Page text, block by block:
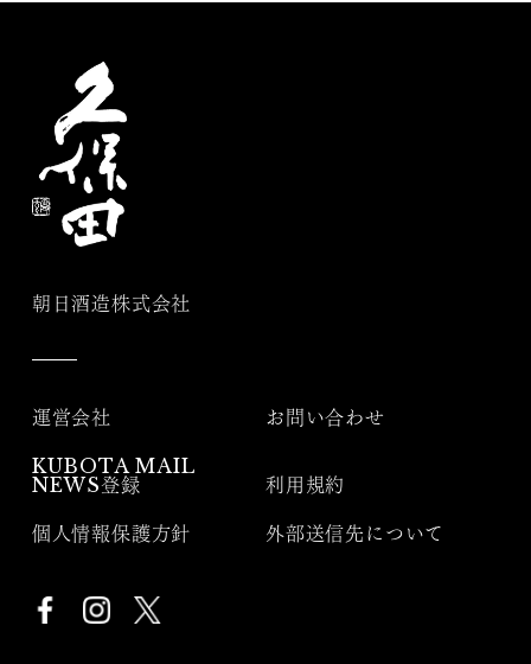
朝日酒造株式会社
運営会社 お問い合わせ
KUBOTA MAIL
NEWS登録
利用規約
個人情報保護方針 外部送信先について